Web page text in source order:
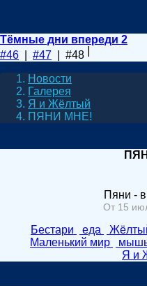
Тёмные дни впереди 2
#46
#47 | #48
Новости
Галерея
Я и Жёлтый
ПЯНИ МНЕ!
Пяни -
От 15
Бестари еда
Маленький мир
Я и